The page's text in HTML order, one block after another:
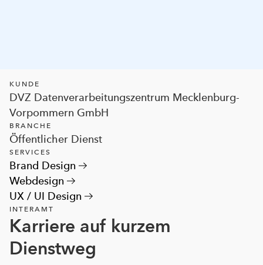
KUNDE
DVZ Datenverarbeitungszentrum Mecklenburg-
Vorpommern GmbH
BRANCHE
Öffentlicher Dienst
SERVICES
Brand Design
Webdesign
UX / UI Design
INTERAMT
Karriere auf kurzem
Dienstweg